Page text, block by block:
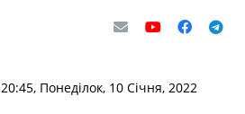
20:45, Понеділок, 10 Січня, 2022